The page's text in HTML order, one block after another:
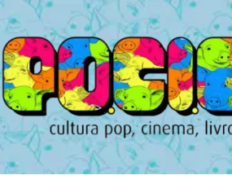
Ir
para
o
conteúdo